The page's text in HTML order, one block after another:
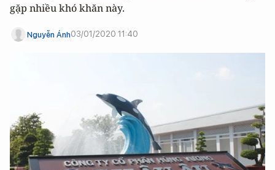
gặp nhiều khó khăn này.
Nguyễn Ánh03/01/2020 11:40